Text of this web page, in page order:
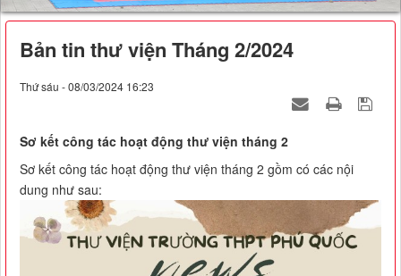
Bản tin thư viện Tháng 2/2024
Thứ sáu - 08/03/2024 16:23
Sơ kết công tác hoạt động thư viện tháng 2
Sơ kết công tác hoạt động thư viện tháng 2 gồm có các nội
dung như sau: